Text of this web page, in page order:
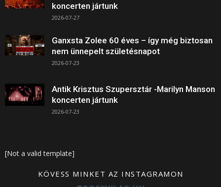
koncerten jártunk
2026-07-27
Ganxsta Zolee 60 éves – így még biztosan
nem ünnepelt születésnapot
2026-07-23
Antik Krisztus Szupersztár -Marilyn Manson
koncerten jártunk
2026-07-23
[Not a valid template]
KÖVESS MINKET AZ INSTAGRAMON